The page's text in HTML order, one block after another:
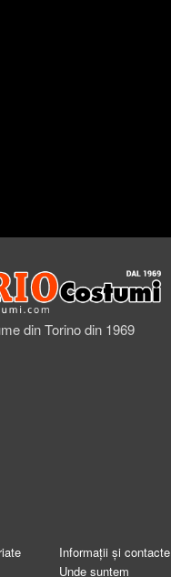
din Torino din 1969
Informații și contacte
Unde suntem